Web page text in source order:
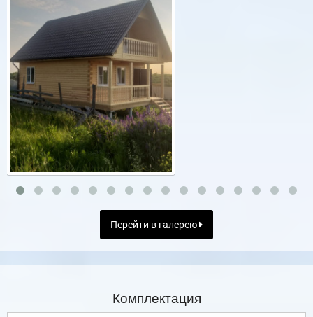
Перейти в галерею
Комплектация